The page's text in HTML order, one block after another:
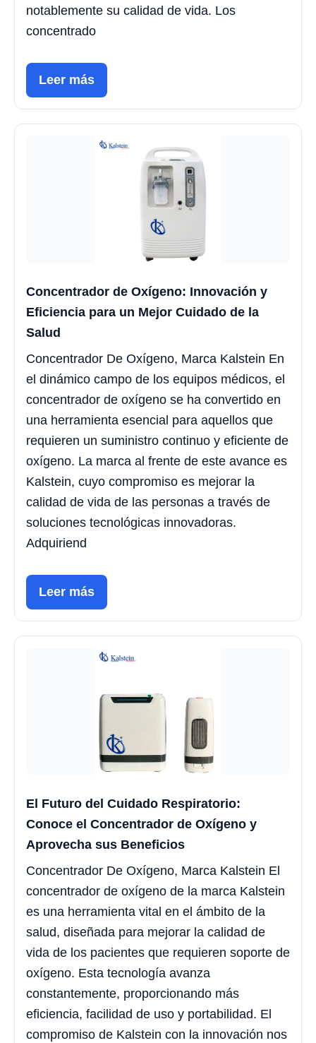
notablemente su calidad de vida. Los
concentrado
Leer más
Concentrador de Oxígeno: Innovación y
Eficiencia para un Mejor Cuidado de la
Salud
Concentrador De Oxígeno, Marca Kalstein En
el dinámico campo de los equipos médicos, el
concentrador de oxígeno se ha convertido en
una herramienta esencial para aquellos que
requieren un suministro continuo y eficiente de
oxígeno. La marca al frente de este avance es
Kalstein, cuyo compromiso es mejorar la
calidad de vida de las personas a través de
soluciones tecnológicas innovadoras.
Adquiriend
Leer más
El Futuro del Cuidado Respiratorio:
Conoce el Concentrador de Oxígeno y
Aprovecha sus Beneficios
Concentrador De Oxígeno, Marca Kalstein El
concentrador de oxígeno de la marca Kalstein
es una herramienta vital en el ámbito de la
salud, diseñada para mejorar la calidad de
vida de los pacientes que requieren soporte de
oxígeno. Esta tecnología avanza
constantemente, proporcionando más
eficiencia, facilidad de uso y portabilidad. El
compromiso de Kalstein con la innovación nos